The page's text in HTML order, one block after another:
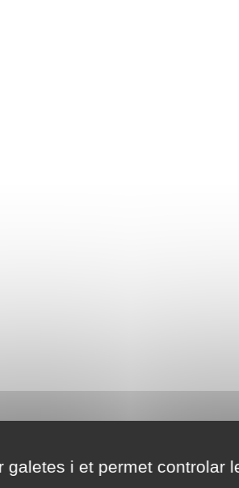
galetes i et permet controlar